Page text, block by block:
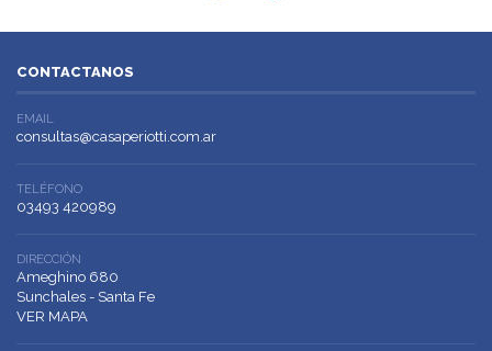
CONTACTANOS
EMAIL
consultas@casaperiotti.com.ar
TELÉFONO
03493 420989
DIRECCIÓN
Ameghino 680
Sunchales - Santa Fe
VER MAPA